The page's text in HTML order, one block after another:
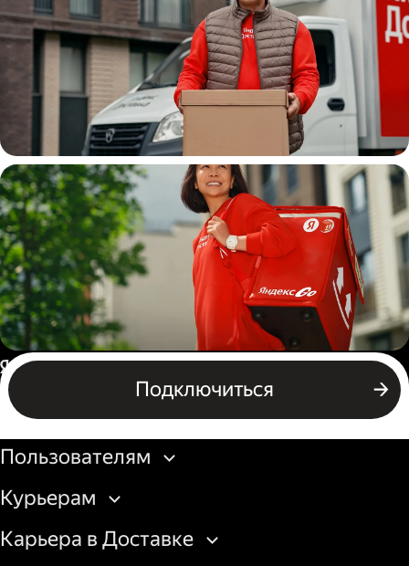
Водитель
грузовой машины
Пеший курьер
Подключиться
Россия
Бизнесу
Пользователям
Курьерам
Карьера в Доставке